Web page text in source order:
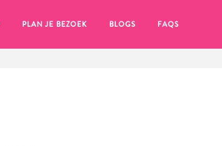
PLAN JE BEZOEK BLOGS FAQS